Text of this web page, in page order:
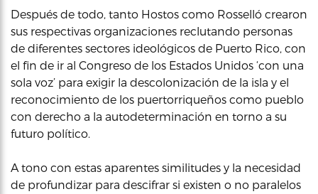
Después de todo, tanto Hostos como Rosselló crearon
sus respectivas organizaciones reclutando personas
de diferentes sectores ideológicos de Puerto Rico, con
el fin de ir al Congreso de los Estados Unidos ‘con una
sola voz’ para exigir la descolonización de la isla y el
reconocimiento de los puertorriqueños como pueblo
con derecho a la autodeterminación en torno a su
futuro político.
A tono con estas aparentes similitudes y la necesidad
de profundizar para descifrar si existen o no paralelos